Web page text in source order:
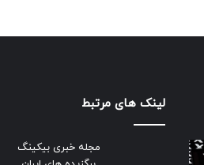
لینک های مرتبط
مجله خبری بیکینگ